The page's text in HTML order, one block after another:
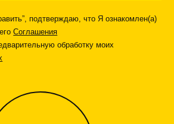
подтверждаю, что Я ознакомлен(а)
Соглашения
обработку моих